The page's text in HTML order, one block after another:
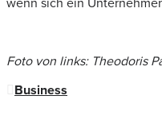
Foto von links: Theodoris
Business